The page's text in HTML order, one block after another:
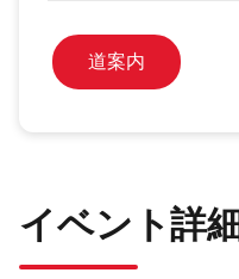
道案内
イベント詳細